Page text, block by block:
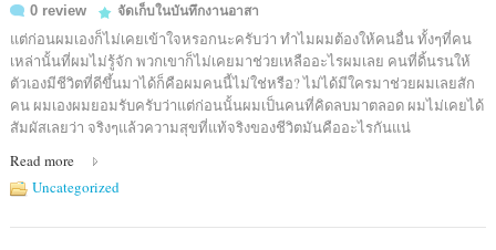
0 review
จัดเก็บในบันทึกงานอาสา
แต่ก่อนผมเองก็ไม่เคยเข้าใจหรอกนะครับว่า ทำไมผมต้องให้คนอื่น ทั้งๆที่คน
เหล่านั้นที่ผมไม่รู้จัก พวกเขาก็ไม่เคยมาช่วยเหลืออะไรผมเลย คนที่ดิ้นรนให้
ตัวเองมีชีวิตที่ดีขึ้นมาได้ก็คือผมคนนี้ไม่ใช่หรือ? ไม่ได้มีใครมาช่วยผมเลยสัก
คน ผมเองผมยอมรับครับว่าแต่ก่อนนั้นผมเป็นคนที่คิดลบมาตลอด ผมไม่เคยได้
สัมผัสเลยว่า จริงๆแล้วความสุขที่แท้จริงของชีวิตมันคืออะไรกันแน่
Read more
Uncategorized